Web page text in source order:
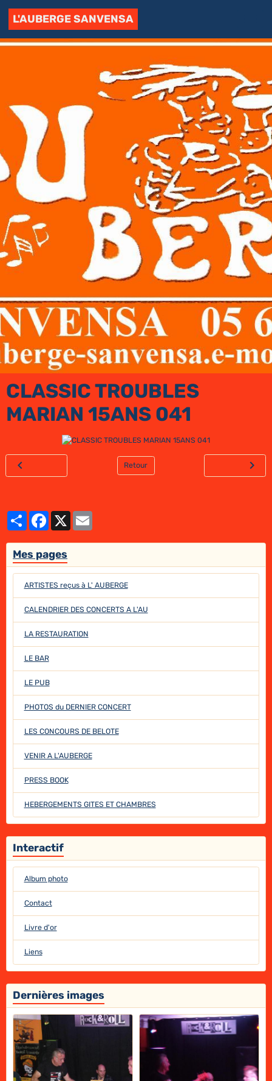
L'AUBERGE SANVENSA
CLASSIC TROUBLES
MARIAN 15ANS 041
Retour
PartagerFacebook
X
Mes pages
ARTISTES reçus à L' AUBERGE
CALENDRIER DES CONCERTS A L'AU
LA RESTAURATION
LE BAR
LE PUB
PHOTOS du DERNIER CONCERT
LES CONCOURS DE BELOTE
VENIR A L'AUBERGE
PRESS BOOK
HEBERGEMENTS GITES ET CHAMBRES
Interactif
Album photo
Contact
Livre d'or
Liens
Dernières images